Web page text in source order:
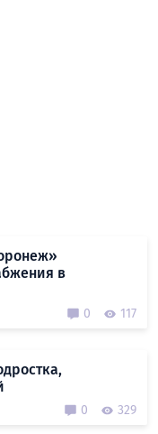
в
0 117
0 329